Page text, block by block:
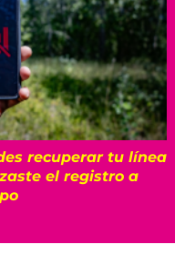
recuperar tu línea
el registro a